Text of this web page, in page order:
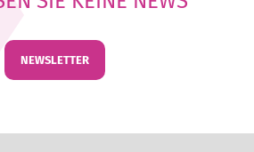
NEWSLETTER